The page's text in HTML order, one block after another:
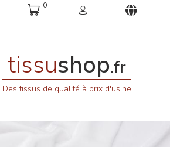
0
tissushop.fr
Des tissus de qualité à prix d'usine